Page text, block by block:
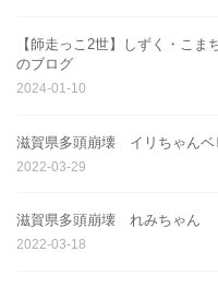
【師走っこ2世】しずく・こ
のブログ
2024-01-10
滋賀県多頭崩壊 イリちゃんベ
2022-03-29
滋賀県多頭崩壊 れみちゃん
2022-03-18